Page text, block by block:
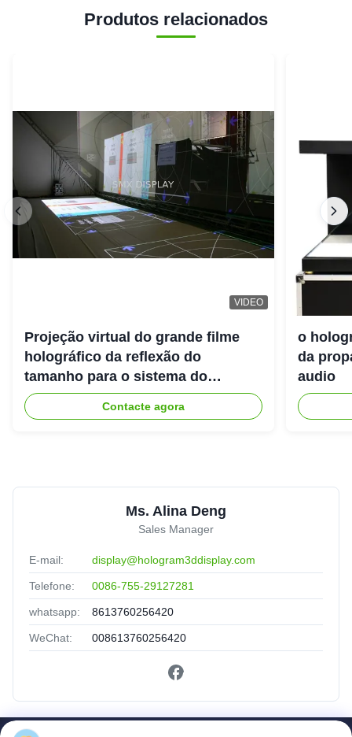
Produtos relacionados
VIDEO
Projeção virtual do grande filme
holográfico da reflexão do
tamanho para o sistema do
projetor do holograma 3D
Contacte agora
o
da
audio
Ms. Alina Deng
Sales Manager
E-mail: display@hologram3ddisplay.com
Telefone: 0086-755-29127281
whatsapp: 8613760256420
WeChat: 008613760256420